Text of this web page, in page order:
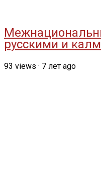
русскими и
93 views · 7 лет ago